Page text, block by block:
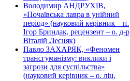
Володимир АНДРУХІВ,
«Почаївська лавра в унійний
період» (науковий керівник – п.
Ігор Бриндак, рецензент – о. д-р
Віталій Лесняк)
Павло ЗАХАРЯК, «Феномен
трансгуманізму: виклики і
загрози для суспільства»
(науковий керівник – о. ліц.